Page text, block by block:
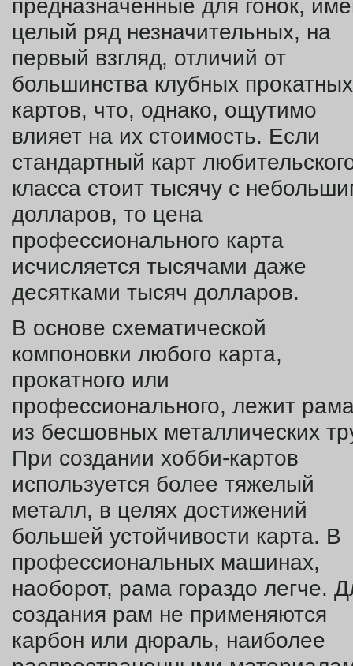
предназначенные для гонок,
целый ряд незначительных, на
первый взгляд, отличий от
большинства клубных прокатных
картов, что, однако, ощутимо
влияет на их стоимость. Если
стандартный карт
класса стоит тысячу с
долларов, то цена
профессионального карта
исчисляется тысячами даже
десятками тысяч долларов.
В основе схематической
компоновки любого карта,
прокатного или
профессионального, лежит
из бесшовных металлических
При создании хобби-картов
используется более тяжелый
металл, в целях достижений
большей устойчивости карта. В
профессиональных машинах,
наоборот, рама гораздо легче.
создания рам не применяются
карбон или дюраль, наиболее